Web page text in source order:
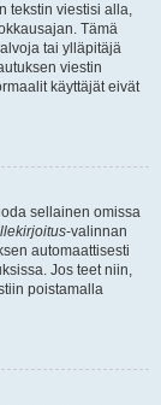
tekstin viestisi alla,
Tämä
tai ylläpitäjä
viestin
käyttäjät eivät
sellainen omissa
-valinnan
automaattisesti
Jos teet niin,
poistamalla